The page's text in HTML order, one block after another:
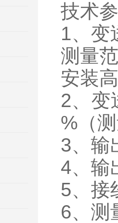
技术
1、变
测量
安装
2、变
%（
3、输
4、输
5、接
6、